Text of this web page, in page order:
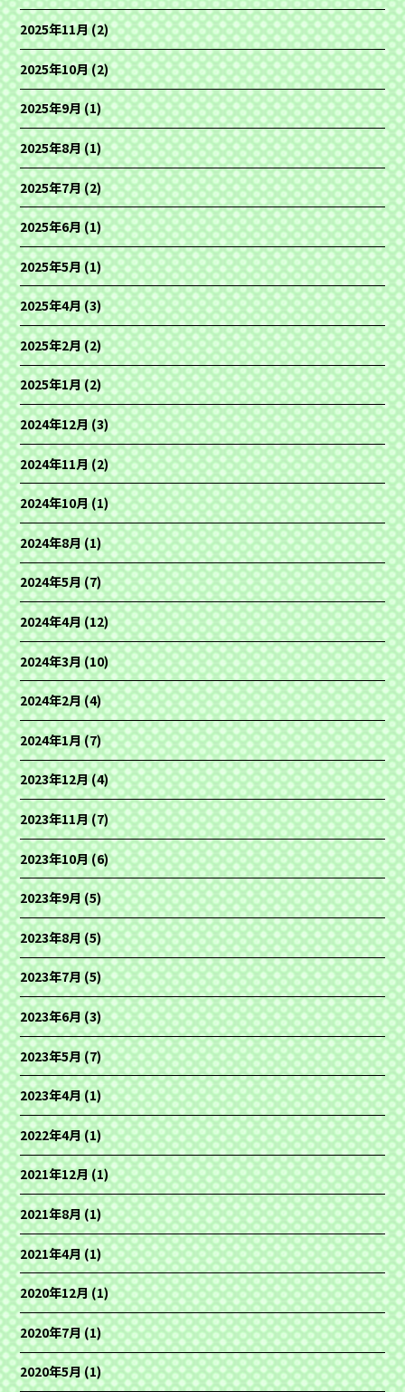
2025年11月(2)
2025年10月(2)
2025年9月(1)
2025年8月(1)
2025年7月(2)
2025年6月(1)
2025年5月(1)
2025年4月(3)
2025年2月(2)
2025年1月(2)
2024年12月(3)
2024年11月(2)
2024年10月(1)
2024年8月(1)
2024年5月(7)
2024年4月(12)
2024年3月(10)
2024年2月(4)
2024年1月(7)
2023年12月(4)
2023年11月(7)
2023年10月(6)
2023年9月(5)
2023年8月(5)
2023年7月(5)
2023年6月(3)
2023年5月(7)
2023年4月(1)
2022年4月(1)
2021年12月(1)
2021年8月(1)
2021年4月(1)
2020年12月(1)
2020年7月(1)
2020年5月(1)